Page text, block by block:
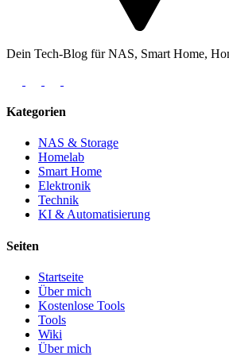
Dein Tech-Blog für NAS, Smart Home,
Kategorien
NAS & Storage
Homelab
Smart Home
Elektronik
Technik
KI & Automatisierung
Seiten
Startseite
Über mich
Kostenlose Tools
Tools
Wiki
Über mich